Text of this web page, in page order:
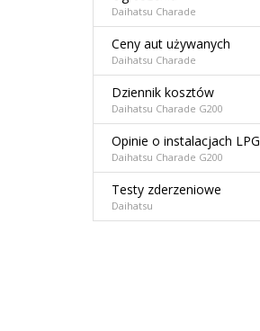
Daihatsu Charade
Ceny aut używanych
Daihatsu Charade
Dziennik kosztów
Daihatsu Charade G200
Opinie o instalacjach LPG
Daihatsu Charade G200
Testy zderzeniowe
Daihatsu